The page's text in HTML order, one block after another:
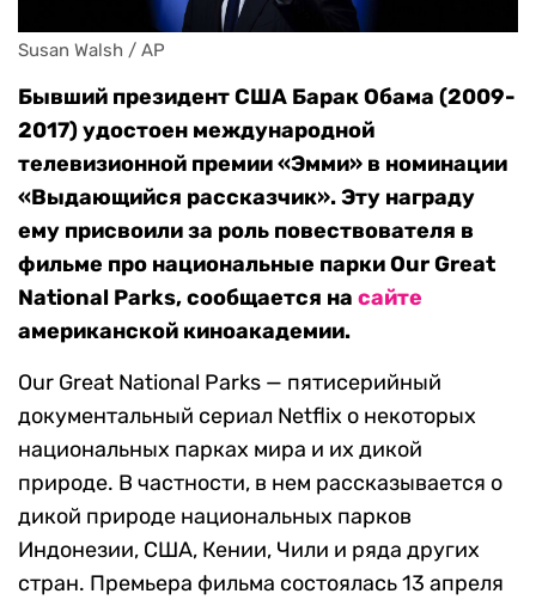
Susan Walsh / AP
Бывший президент США Барак Обама (2009-
2017) удостоен международной
телевизионной премии «Эмми» в номинации
«Выдающийся рассказчик». Эту награду
ему присвоили за роль повествователя в
фильме про национальные парки Our Great
National Parks, сообщается на сайте
американской киноакадемии.
Our Great National Parks — пятисерийный
документальный сериал Netflix о некоторых
национальных парках мира и их дикой
природе. В частности, в нем рассказывается о
дикой природе национальных парков
Индонезии, США, Кении, Чили и ряда других
стран. Премьера фильма состоялась 13 апреля